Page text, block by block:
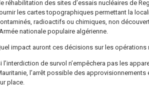
réhabilitation des sites d’essais nucléaires de
les cartes topographiques permettant la
radioactifs ou chimiques, non
nationale populaire algérienne.
impact auront ces décisions sur les opérations
l’interdiction de survol n’empêchera pas les
l’arrêt possible des
place.